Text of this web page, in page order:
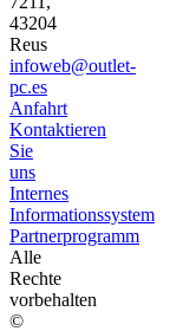
43204
Reus
infoweb@outlet-
pc.es
Anfahrt
Kontaktieren
Sie
uns
Internes
Informationssystem
Partnerprogramm
Alle
Rechte
vorbehalten
©